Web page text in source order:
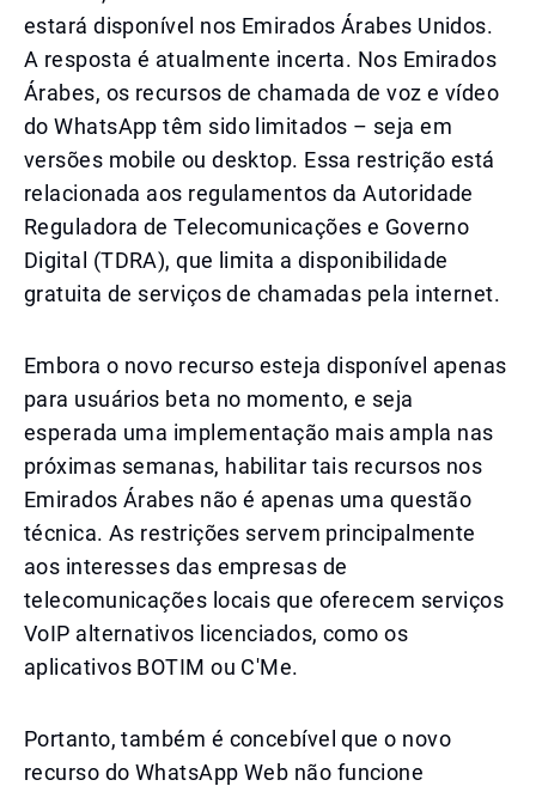
estará disponível nos Emirados Árabes Unidos.
A resposta é atualmente incerta. Nos Emirados
Árabes, os recursos de chamada de voz e vídeo
do WhatsApp têm sido limitados – seja em
versões mobile ou desktop. Essa restrição está
relacionada aos regulamentos da Autoridade
Reguladora de Telecomunicações e Governo
Digital (TDRA), que limita a disponibilidade
gratuita de serviços de chamadas pela internet.
Embora o novo recurso esteja disponível apenas
para usuários beta no momento, e seja
esperada uma implementação mais ampla nas
próximas semanas, habilitar tais recursos nos
Emirados Árabes não é apenas uma questão
técnica. As restrições servem principalmente
aos interesses das empresas de
telecomunicações locais que oferecem serviços
VoIP alternativos licenciados, como os
aplicativos BOTIM ou C'Me.
Portanto, também é concebível que o novo
recurso do WhatsApp Web não funcione